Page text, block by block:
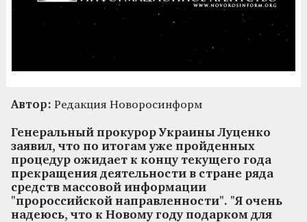
Автор: Редакция Новоросинформ
Генеральный прокурор Украины Луценко
заявил, что по итогам уже пройденных
процедур ожидает к концу текущего года
прекращения деятельности в стране ряда
средств массовой информации
"пророссийской направленности". "Я очень
надеюсь, что к Новому году подарком для